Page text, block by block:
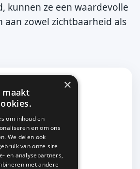
kunnen ze een waardevolle
aan zowel zichtbaarheid als
Podcast ×
maakt
om inhoud en
en om ons
We delen ook
van onze site
en analysepartners,
met andere